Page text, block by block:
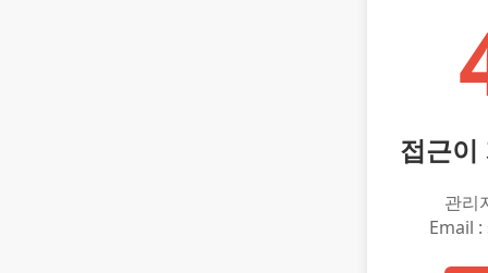
접근이
관리
Email